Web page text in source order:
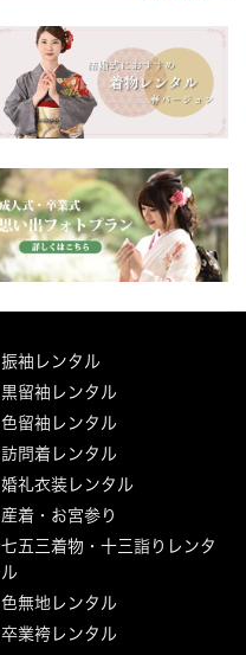
振袖レンタル
黒留袖レンタル
色留袖レンタル
訪問着レンタル
婚礼衣装レンタル
産着・お宮参り
七五三着物・十三詣りレンタ
ル
色無地レンタル
卒業袴レンタル